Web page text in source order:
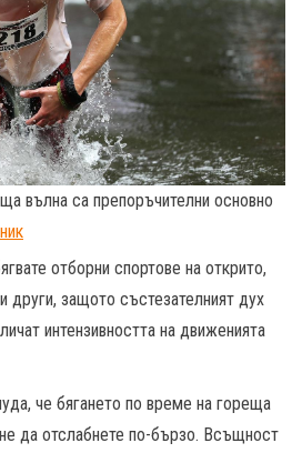
вълна са препоръчителни основно
отборни спортове на открито,
други, защото състезателният дух
интензивността на движенията
че бягането по време на гореща
да отслабнете по-бързо. Всъщност